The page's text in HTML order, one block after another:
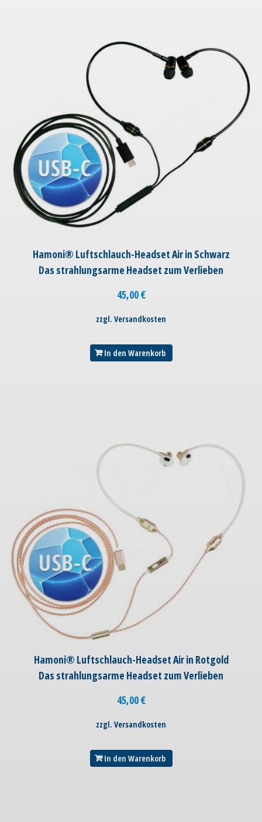
Hamoni® Luftschlauch-Headset Air in Schwarz
Das strahlungsarme Headset zum Verlieben
45,00€
zzgl. Versandkosten
In den Warenkorb
Hamoni® Luftschlauch-Headset Air in Rotgold
Das strahlungsarme Headset zum Verlieben
45,00€
zzgl. Versandkosten
In den Warenkorb